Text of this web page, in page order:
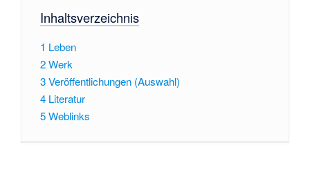
Inhaltsverzeichnis
1 Leben
2Werk
3Veröffentlichungen (Auswahl)
4 Literatur
5Weblinks